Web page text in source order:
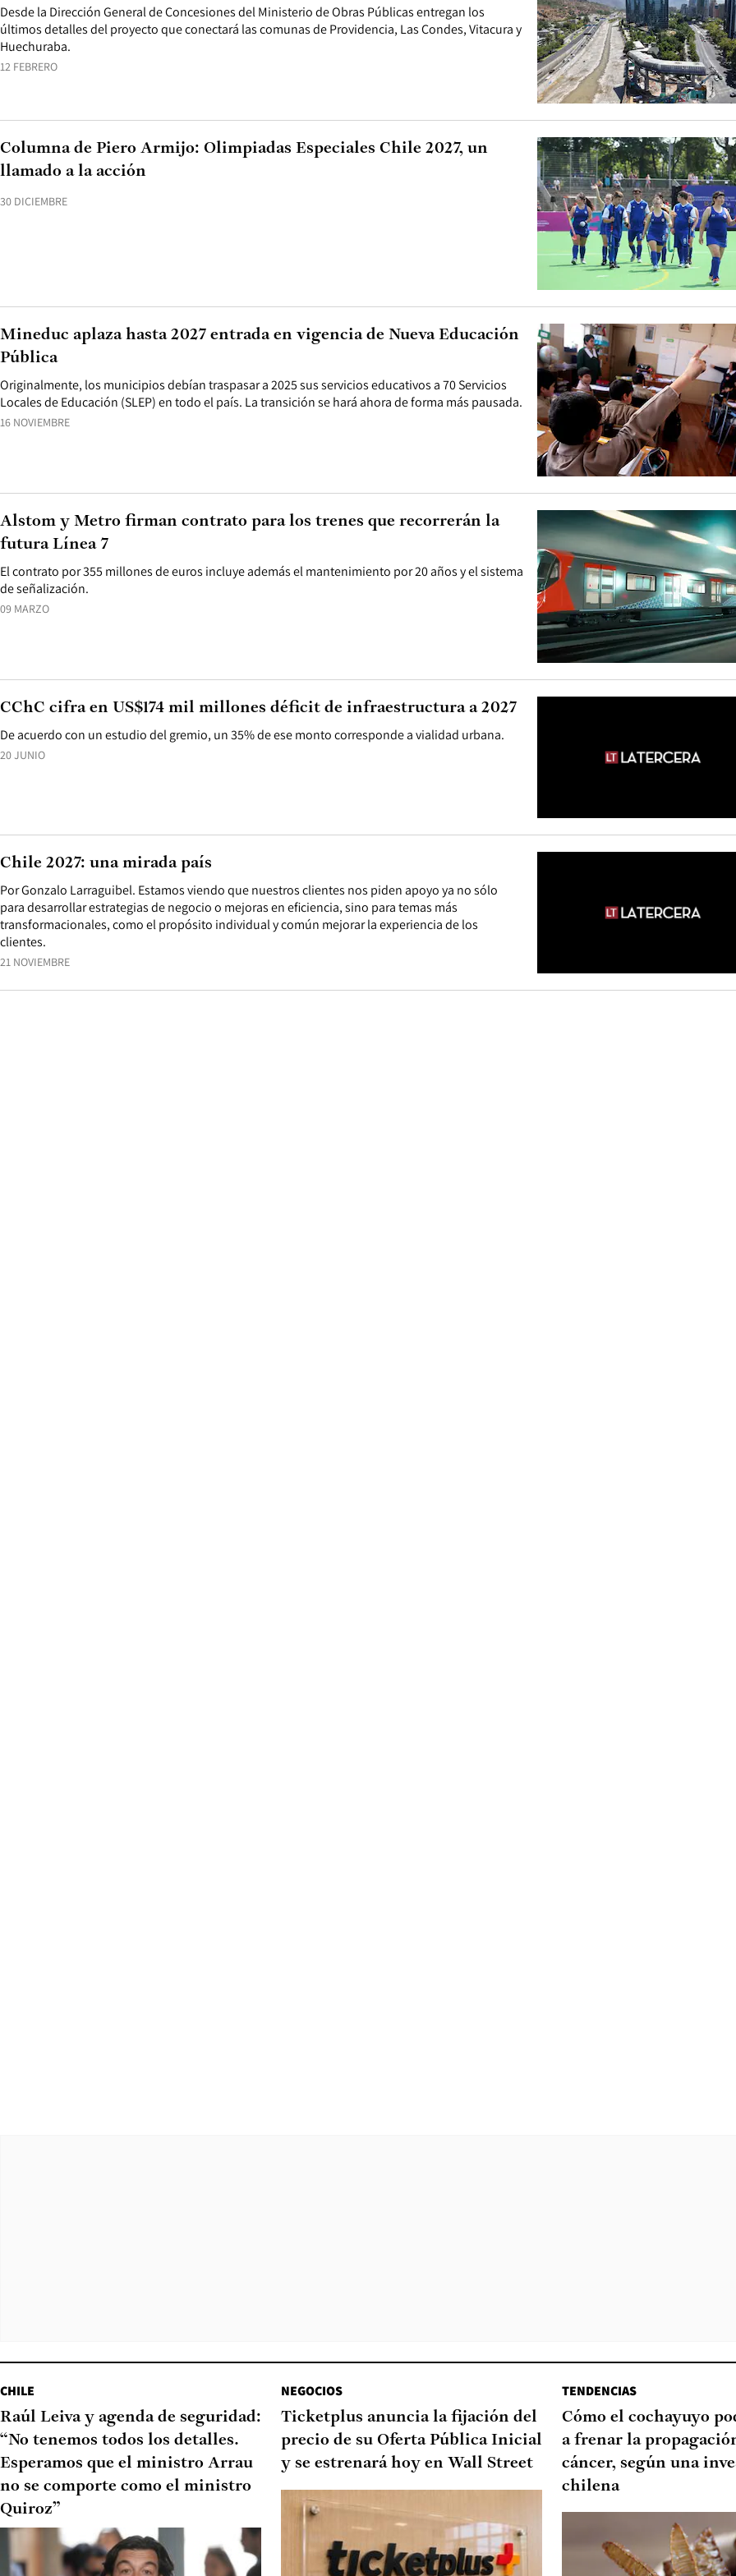
12 FEBRERO
Desde la Dirección General de Concesiones del Ministerio de Obras Públicas entregan los
últimos detalles del proyecto que conectará las comunas de Providencia, Las Condes, Vitacura y
Huechuraba.
30 DICIEMBRE
Columna de Piero Armijo: Olimpiadas Especiales Chile 2027, un
llamado a la acción
16 NOVIEMBRE
Originalmente, los municipios debían traspasar a 2025 sus servicios educativos a 70 Servicios
Locales de Educación (SLEP) en todo el país. La transición se hará ahora de forma más pausada.
Mineduc aplaza hasta 2027 entrada en vigencia de Nueva Educación
Pública
09 MARZO
El contrato por 355 millones de euros incluye además el mantenimiento por 20 años y el sistema
de señalización.
Alstom y Metro firman contrato para los trenes que recorrerán la
futura Línea 7
20 JUNIO
De acuerdo con un estudio del gremio, un 35% de ese monto corresponde a vialidad urbana.
CChC cifra en US$174 mil millones déficit de infraestructura a 2027
21 NOVIEMBRE
Por Gonzalo Larraguibel. Estamos viendo que nuestros clientes nos piden apoyo ya no sólo
para desarrollar estrategias de negocio o mejoras en eficiencia, sino para temas más
transformacionales, como el propósito individual y común mejorar la experiencia de los
clientes.
Chile 2027: una mirada país
CHILE
Raúl Leiva y agenda de seguridad:
“No tenemos todos los detalles.
Esperamos que el ministro Arrau
no se comporte como el ministro
Quiroz”
NEGOCIOS
Ticketplus anuncia la fijación del
precio de su Oferta Pública Inicial
y se estrenará hoy en Wall Street
TENDENCIAS
Cómo el cochayuyo
a frenar la
cáncer, según una
chilena